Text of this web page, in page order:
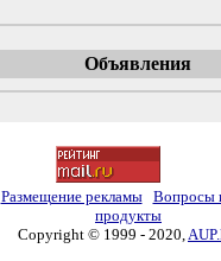
Объявления
Размещение рекламы Вопросы
продукты
Copyright © 1999 - 2020,